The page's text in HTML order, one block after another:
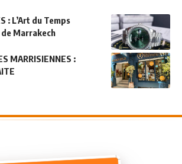
: L’Art du Temps
Marrakech
MARRISIENNES :